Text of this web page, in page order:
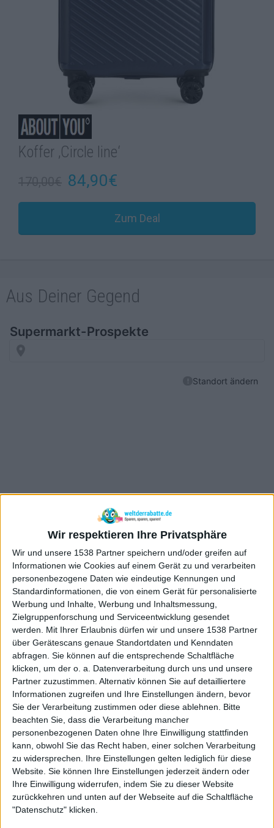
Wir respektieren Ihre Privatsphäre
Wir und unsere 1538 Partner speichern und/oder greifen auf
Informationen wie Cookies auf einem Gerät zu und verarbeiten
personenbezogene Daten wie eindeutige Kennungen und
Standardinformationen, die von einem Gerät für personalisierte
Werbung und Inhalte, Werbung und Inhaltsmessung,
Zielgruppenforschung und Serviceentwicklung gesendet
werden.
Mit Ihrer Erlaubnis dürfen wir und unsere 1538 Partner
über Gerätescans genaue Standortdaten und Kenndaten
abfragen. Sie können auf die entsprechende Schaltfläche
klicken, um der o. a. Datenverarbeitung durch uns und unsere
Partner zuzustimmen. Alternativ können Sie auf detailliertere
Informationen zugreifen und Ihre Einstellungen ändern, bevor
Sie der Verarbeitung zustimmen oder diese ablehnen.
Bitte
beachten Sie, dass die Verarbeitung mancher
personenbezogenen Daten ohne Ihre Einwilligung stattfinden
kann, obwohl Sie das Recht haben, einer solchen Verarbeitung
zu widersprechen. Ihre Einstellungen gelten lediglich für diese
Website. Sie können Ihre Einstellungen jederzeit ändern oder
Ihre Einwilligung widerrufen, indem Sie zu dieser Website
zurückkehren und unten auf der Webseite auf die Schaltfläche
"Datenschutz" klicken.
Koffer ‚Circle line‘
84,90€
Zum Deal
Aus Deiner Gegend